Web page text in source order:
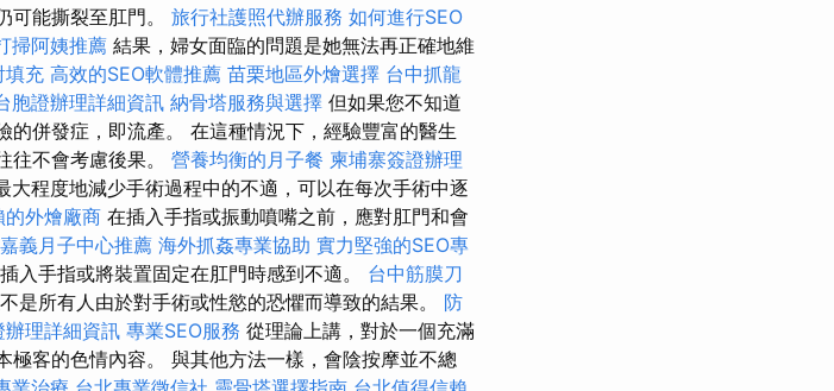
可能撕裂至肛門。 旅行社護照代辦服務 如何進行SEO
掃阿姨推薦 結果，婦女面臨的問題是她無法再正確地維
填充 高效的SEO軟體推薦 苗栗地區外燴選擇 台中抓龍
胞證辦理詳細資訊 納骨塔服務與選擇 但如果您不知道
併發症，即流產。 在這種情況下，經驗豐富的醫生
往不會考慮後果。 營養均衡的月子餐 柬埔寨簽證辦理
大程度地減少手術過程中的不適，可以在每次手術中逐
的外燴廠商 在插入手指或振動噴嘴之前，應對肛門和會
嘉義月子中心推薦 海外抓姦專業協助 實力堅強的SEO專
入手指或將裝置固定在肛門時感到不適。 台中筋膜刀
是所有人由於對手術或性慾的恐懼而導致的結果。 防
辦理詳細資訊 專業SEO服務 從理論上講，對於一個充滿
客的色情內容。 與其他方法一樣，會陰按摩並不總